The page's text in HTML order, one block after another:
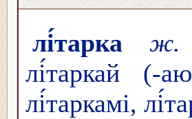
лі́тарка ж.
лі́таркай (-
лі́таркамі,